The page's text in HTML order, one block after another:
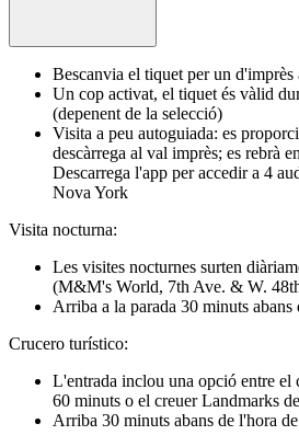
Bescanvia el tiquet per un d'imprès
Un cop activat, el tiquet és vàlid
(depenent de la selecció)
Visita a peu autoguiada: es
descàrrega al val imprès; es rebrà
Descarrega l'app per accedir a 4
Nova York
Visita nocturna:
Les visites nocturnes surten
(M&M's World, 7th Ave. & W.
Arriba a la parada 30 minuts abans
Crucero turístico:
L'entrada inclou una opció entre
60 minuts o el creuer Landmarks
Arriba 30 minuts abans de l'hora